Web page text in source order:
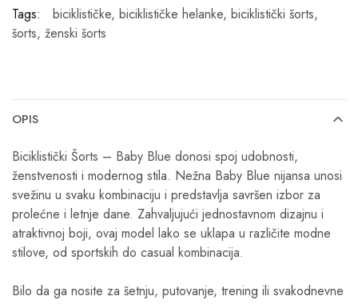
Tags: biciklističke, biciklističke helanke, biciklistički šorts,
šorts, ženski šorts
OPIS
Biciklistički Šorts – Baby Blue donosi spoj udobnosti,
ženstvenosti i modernog stila. Nežna Baby Blue nijansa unosi
svežinu u svaku kombinaciju i predstavlja savršen izbor za
prolećne i letnje dane. Zahvaljujući jednostavnom dizajnu i
atraktivnoj boji, ovaj model lako se uklapa u različite modne
stilove, od sportskih do casual kombinacija.
Bilo da ga nosite za šetnju, putovanje, trening ili svakodnevne